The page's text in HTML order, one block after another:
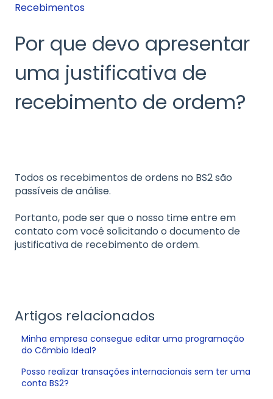
Recebimentos
Por que devo apresentar
uma justificativa de
recebimento de ordem?
Todos os recebimentos de ordens no BS2 são
passíveis de análise.
Portanto, pode ser que o nosso time entre em
contato com você solicitando o documento de
justificativa de recebimento de ordem.
Artigos relacionados
Minha empresa consegue editar uma programação
do Câmbio Ideal?
Posso realizar transações internacionais sem ter uma
conta BS2?